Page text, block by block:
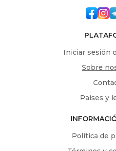
Iniciar sesión
Sobre
Países y
Política de